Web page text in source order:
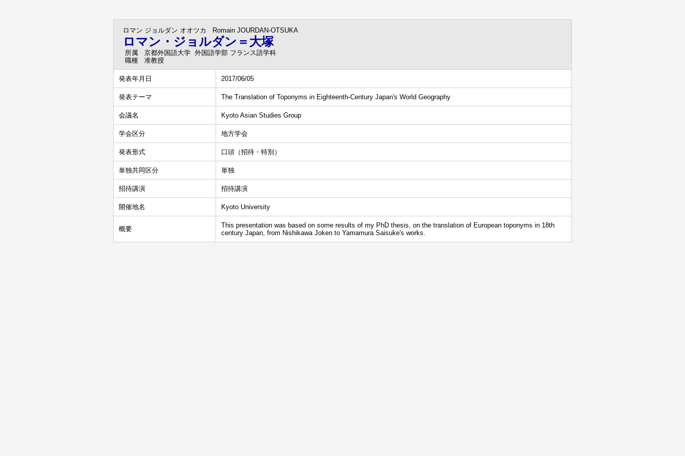
ロマン ジョルダン オオツカ Romain JOURDAN-OTSUKA
ロマン・ジョルダン＝大塚
所属
京都外国語大学 外国語学部 フランス語学科
職種
准教授
発表年月日 2017/06/05
発表テーマ The Translation of Toponyms in Eighteenth-Century Japan's World Geography
会議名 Kyoto Asian Studies Group
学会区分 地方学会
発表形式 口頭（招待・特別）
単独共同区分 単独
招待講演 招待講演
開催地名 Kyoto University
概要
This presentation was based on some results of my PhD thesis, on the translation of European toponyms in 18th
century Japan, from Nishikawa Joken to Yamamura Saisuke's works.